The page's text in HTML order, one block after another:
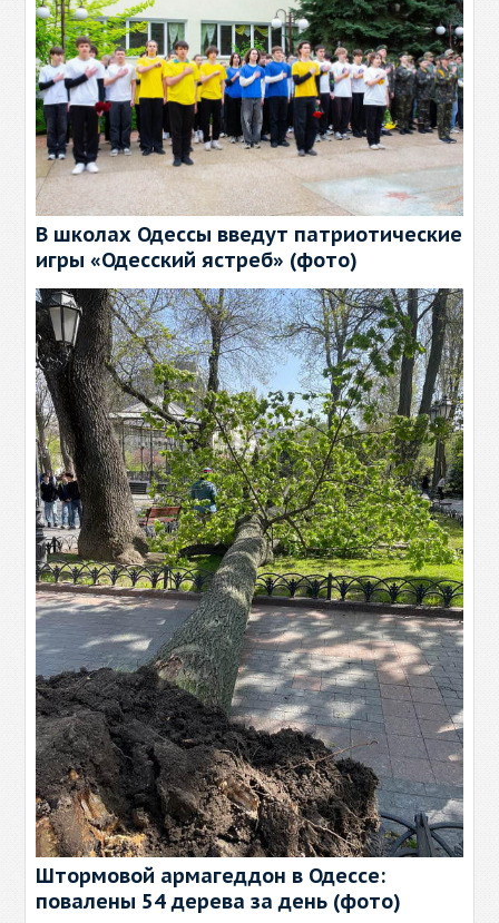
В школах Одессы введут патриотические
игры «Одесский ястреб» (фото)
Штормовой армагеддон в Одессе:
повалены 54 дерева за день (фото)